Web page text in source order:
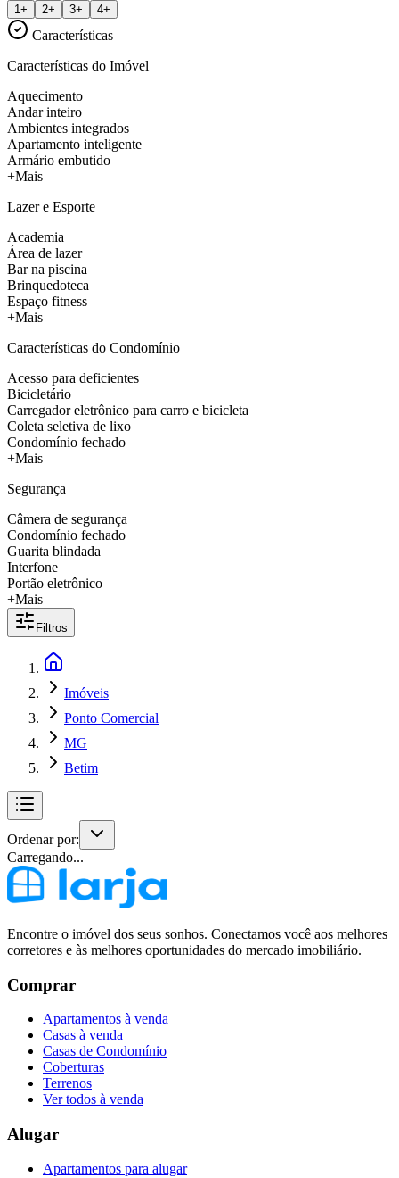
1+ 2+ 3+ 4+
Características
Características do Imóvel
Aquecimento
Andar inteiro
Ambientes integrados
Apartamento inteligente
Armário embutido
+Mais
Lazer e Esporte
Academia
Área de lazer
Bar na piscina
Brinquedoteca
Espaço fitness
+Mais
Características do Condomínio
Acesso para deficientes
Bicicletário
Carregador eletrônico para carro e bicicleta
Coleta seletiva de lixo
Condomínio fechado
+Mais
Segurança
Câmera de segurança
Condomínio fechado
Guarita blindada
Interfone
Portão eletrônico
+Mais
Filtros
Imóveis
Ponto Comercial
MG
Betim
Ordenar por:
Carregando...
Encontre o imóvel dos seus sonhos. Conectamos você aos melhores
corretores e às melhores oportunidades do mercado imobiliário.
Comprar
Apartamentos à venda
Casas à venda
Casas de Condomínio
Coberturas
Terrenos
Ver todos à venda
Alugar
Apartamentos para alugar